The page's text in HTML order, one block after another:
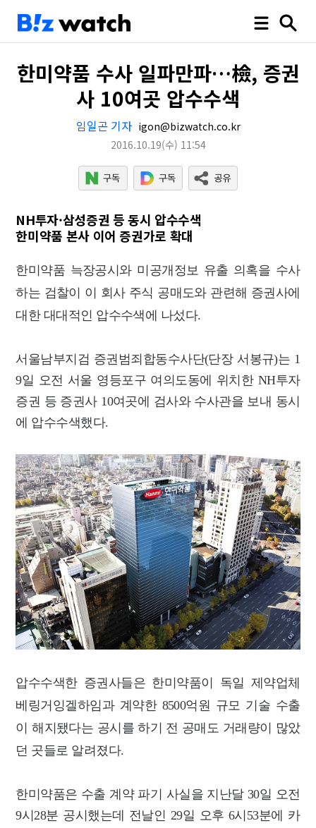
한미약품 수사 일파만파…檢, 증권
사 10여곳 압수수색
임일곤 기자 igon@bizwatch.co.kr
2016.10.19(수) 11:54
NH투자·삼성증권 등 동시 압수수색
한미약품 본사 이어 증권가로 확대
한미약품 늑장공시와 미공개정보 유출 의혹을 수사
하는 검찰이 이 회사 주식 공매도와 관련해 증권사에
대한 대대적인 압수수색에 나섰다.
서울남부지검 증권범죄합동수사단(단장 서봉규)는 1
9일 오전 서울 영등포구 여의도동에 위치한 NH투자
증권 등 증권사 10여곳에 검사와 수사관을 보내 동시
에 압수수색했다.
압수수색한 증권사들은 한미약품이 독일 제약업체
베링거잉겔하임과 계약한 8500억원 규모 기술 수출
이 해지됐다는 공시를 하기 전 공매도 거래량이 많았
던 곳들로 알려졌다.
한미약품은 수출 계약 파기 사실을 지난달 30일 오전
9시28분 공시했는데 전날인 29일 오후 6시53분에 카